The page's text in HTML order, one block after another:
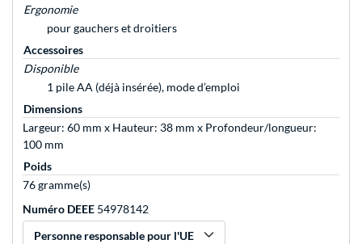
Ergonomie
pour gauchers et droitiers
Accessoires
Disponible
1 pile AA (déjà insérée), mode d’emploi
Dimensions
Largeur: 60 mm x Hauteur: 38 mm x Profondeur/longueur:
100 mm
Poids
76 gramme(s)
Numéro DEEE 54978142
Personne responsable pour l'UE